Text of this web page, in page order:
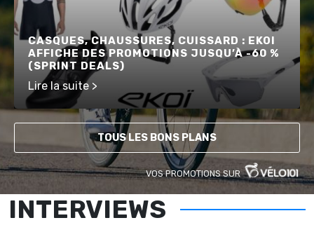
CASQUES, CHAUSSURES, CUISSARD : EKOI
AFFICHE DES PROMOTIONS JUSQU’À -60 %
(SPRINT DEALS)
Lire la suite >
TOUS LES BONS PLANS
VOS PROMOTIONS SUR
INTERVIEWS